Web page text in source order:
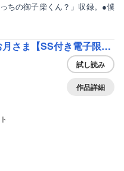
ちの御子柴くん？」収録。●僕
オメガ高級娼館 ロニー男爵とお月さま【SS付き電子限定版】
試し読み
作品詳細